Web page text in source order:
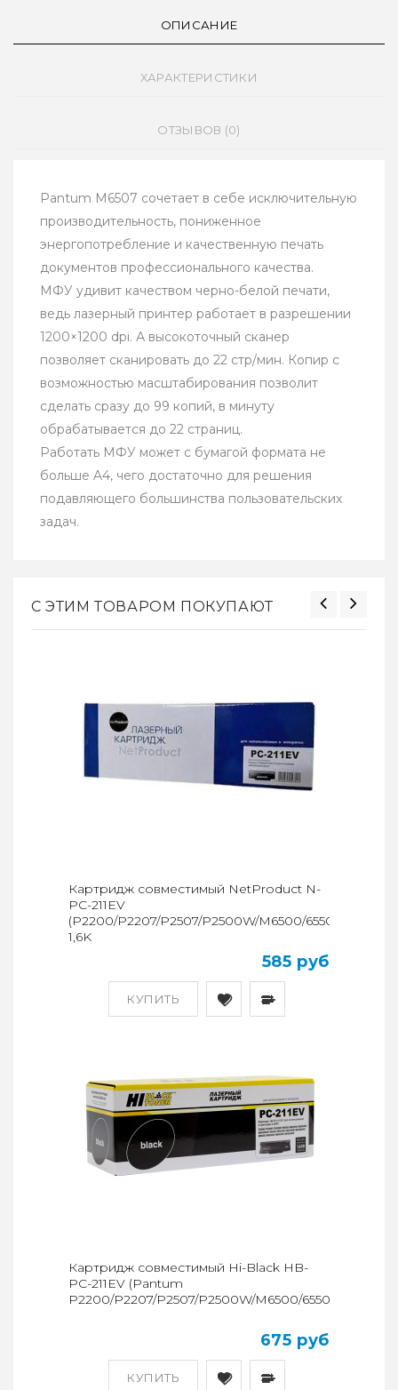
ОПИСАНИЕ
ХАРАКТЕРИСТИКИ
ОТЗЫВОВ (0)
Pantum M6507 сочетает в себе исключительную
производительность, пониженное
энергопотребление и качественную печать
документов профессионального качества.
МФУ удивит качеством черно-белой печати,
ведь лазерный принтер работает в разрешении
1200×1200 dpi. А высокоточный сканер
позволяет сканировать до 22 стр/мин. Копир с
возможностью масштабирования позволит
сделать сразу до 99 копий, в минуту
обрабатывается до 22 страниц.
Работать МФУ может с бумагой формата не
больше A4, чего достаточно для решения
подавляющего большинства пользовательских
задач.
С ЭТИМ ТОВАРОМ ПОКУПАЮТ
КУПИТЬ
Картридж совместимый NetProduct N-
PC-211EV
(P2200/P2207/P2507/P2500W/M6500/6550/6607)
1,6K
585 руб
КУПИТЬ
Картридж совместимый Hi-Black HB-
PC-211EV (Pantum
P2200/P2207/P2507/P2500W/M6500/6550/6607)
675 руб